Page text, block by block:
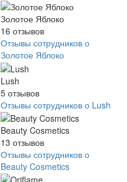
Золотое Яблоко
16 отзывов
Отзывы сотрудников о
Золотое Яблоко
Lush
5 отзывов
Отзывы сотрудников о Lush
Beauty Cosmetics
13 отзывов
Отзывы сотрудников о
Beauty Cosmetics